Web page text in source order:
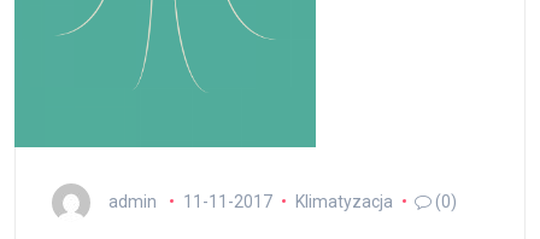
admin 11-11-2017 Klimatyzacja (0)